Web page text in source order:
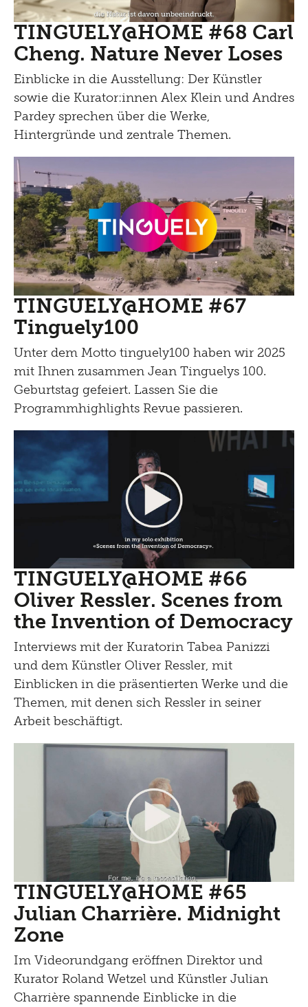
TINGUELY@HOME #68 Carl
Cheng. Nature Never Loses
Einblicke in die Ausstellung: Der Künstler
sowie die Kurator:innen Alex Klein und Andres
Pardey sprechen über die Werke,
Hintergründe und zentrale Themen.
TINGUELY@HOME #67
Tinguely100
Unter dem Motto tinguely100 haben wir 2025
mit Ihnen zusammen Jean Tinguelys 100.
Geburtstag gefeiert. Lassen Sie die
Programmhighlights Revue passieren.
TINGUELY@HOME #66
Oliver Ressler. Scenes from
the Invention of Democracy
Interviews mit der Kuratorin Tabea Panizzi
und dem Künstler Oliver Ressler, mit
Einblicken in die präsentierten Werke und die
Themen, mit denen sich Ressler in seiner
Arbeit beschäftigt.
TINGUELY@HOME #65
Julian Charrière. Midnight
Zone
Im Videorundgang eröffnen Direktor und
Kurator Roland Wetzel und Künstler Julian
Charrière spannende Einblicke in die